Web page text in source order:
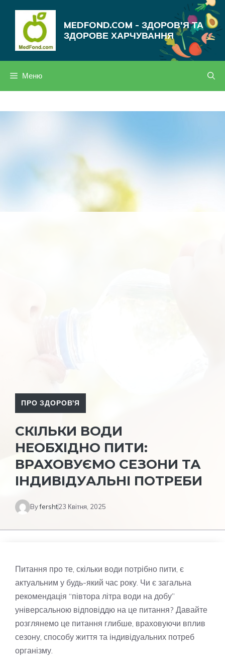
MEDFOND.COM - ЗДОРОВ'Я ТА
ЗДОРОВЕ ХАРЧУВАННЯ
Меню
ПРО ЗДОРОВ'Я
СКІЛЬКИ ВОДИ
НЕОБХІДНО ПИТИ:
ВРАХОВУЄМО СЕЗОНИ ТА
ІНДИВІДУАЛЬНІ ПОТРЕБИ
Byfersht23 Квітня, 2025
Питання про те, скільки води потрібно пити, є
актуальним у будь-який час року. Чи є загальна
рекомендація “півтора літра води на добу”
універсальною відповіддю на це питання? Давайте
розглянемо це питання глибше, враховуючи вплив
сезону, способу життя та індивідуальних потреб
організму.